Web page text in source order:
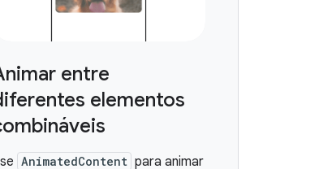
entre
elementos
AnimatedContent para animar